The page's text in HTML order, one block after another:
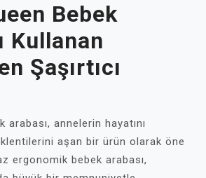
Bebek
Kullanan
Şaşırtıcı
arabası, annelerin hayatını
aşan bir ürün olarak öne
ergonomik bebek arabası,